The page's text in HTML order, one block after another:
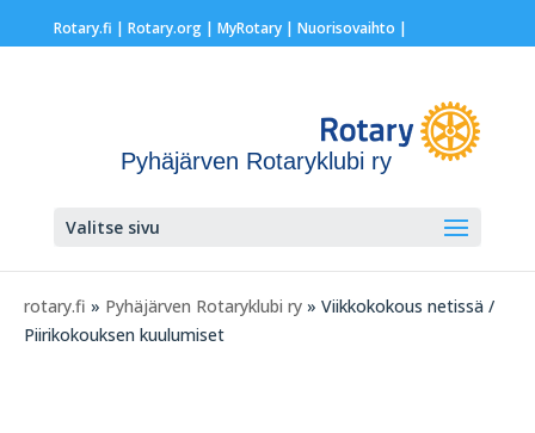
Rotary.fi | Rotary.org| MyRotary | Nuorisovaihto |
Pyhäjärven Rotaryklubi ry
Valitse sivu
rotary.fi » Pyhäjärven Rotaryklubi ry » Viikkokokous netissä /
Piirikokouksen kuulumiset